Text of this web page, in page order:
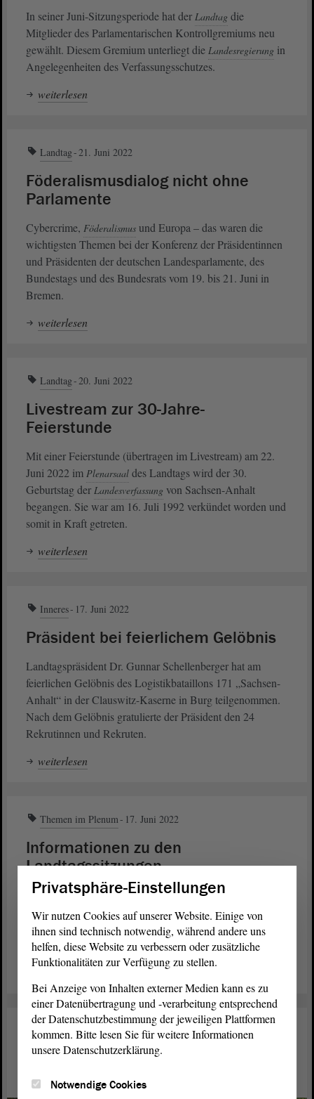
In seiner Juni-Sitzungsperiode hat der Landtag die
Mitglieder des Parlamentarischen Kontrollgremiums neu
gewählt. Diesem Gremium unterliegt die Landesregierung in
Angelegenheiten des Verfassungsschutzes.
weiterlesen
Landtag 21. Juni 2022
Föderalismusdialog nicht ohne
Parlamente
Cybercrime, Föderalismus und Europa – das waren die
wichtigsten Themen bei der Konferenz der Präsidentinnen
und Präsidenten der deutschen Landesparlamente, des
Bundestags und des Bundesrats vom 19. bis 21. Juni in
Bremen.
weiterlesen
Landtag 20. Juni 2022
Livestream zur 30-Jahre-
Feierstunde
Mit einer Feierstunde (übertragen im Livestream) am 22.
Juni 2022 im Plenarsaal des Landtags wird der 30.
Geburtstag der Landesverfassung von Sachsen-Anhalt
begangen. Sie war am 16. Juli 1992 verkündet worden und
somit in Kraft getreten.
weiterlesen
Inneres 17. Juni 2022
Präsident bei feierlichem Gelöbnis
Landtagspräsident Dr. Gunnar Schellenberger hat am
feierlichen Gelöbnis des Logistikbataillons 171 „Sachsen-
Anhalt“ in der Clauswitz-Kaserne in Burg teilgenommen.
Nach dem Gelöbnis gratulierte der Präsident den 24
Rekrutinnen und Rekruten.
weiterlesen
Themen im Plenum 17. Juni 2022
Informationen zu den
Landtagssitzungen
Kurz vor der parlamentarischen Sitzungspause im Sommer
ist dasPlenumim Juni noch einmal pickepackevoll mit ganz
unterschiedlichen Themen. An drei Sitzungstagen sollen sie
beraten werden. Was es sonst noch gibt, lesen Sie hier.
Kultur 15. Juni 2022
Künstlerin präsentiert Katalog zur
Ausstellung
Privatsphäre-Einstellungen
Wir nutzen Cookies auf unserer Website. Einige von
ihnen sind technisch notwendig, während andere uns
helfen, diese Website zu verbessern oder zusätzliche
Funktionalitäten zur Verfügung zu stellen.
Bei Anzeige von Inhalten externer Medien kann es zu
einer Datenübertragung und -verarbeitung entsprechend
der Datenschutzbestimmung der jeweiligen Plattformen
kommen. Bitte lesen Sie für weitere Informationen
unsere Datenschutzerklärung.
Notwendige Cookies